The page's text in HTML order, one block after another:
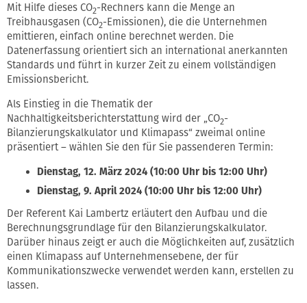
Mit Hilfe dieses CO2-Rechners kann die Menge an
Treibhausgasen (CO2-Emissionen), die die Unternehmen
emittieren, einfach online berechnet werden. Die
Datenerfassung orientiert sich an international anerkannten
Standards und führt in kurzer Zeit zu einem vollständigen
Emissionsbericht.
Als Einstieg in die Thematik der
Nachhaltigkeitsberichterstattung wird der „CO2-
Bilanzierungskalkulator und Klimapass“ zweimal online
präsentiert – wählen Sie den für Sie passenderen Termin:
Dienstag, 12. März 2024 (10:00 Uhr bis 12:00 Uhr)
Dienstag, 9. April 2024 (10:00 Uhr bis 12:00 Uhr)
Der Referent Kai Lambertz erläutert den Aufbau und die
Berechnungsgrundlage für den Bilanzierungskalkulator.
Darüber hinaus zeigt er auch die Möglichkeiten auf, zusätzlich
einen Klimapass auf Unternehmensebene, der für
Kommunikationszwecke verwendet werden kann, erstellen zu
lassen.